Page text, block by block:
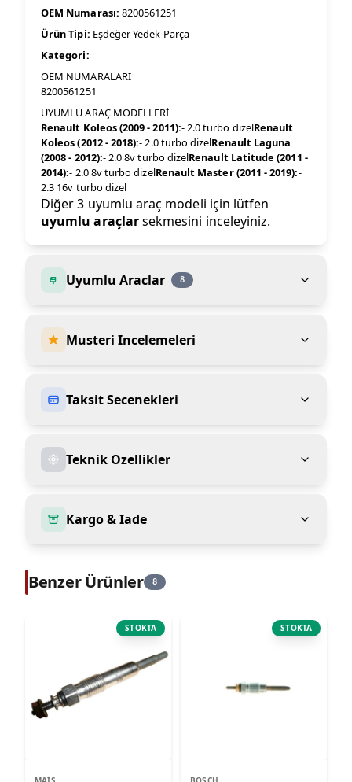
OEM Numarası: 8200561251
Ürün Tipi: Eşdeğer Yedek Parça
Kategori:
OEM NUMARALARI
8200561251
UYUMLU ARAÇ MODELLERİ
Renault Koleos (2009 - 2011):- 2.0 turbo dizelRenault
Koleos (2012 - 2018):- 2.0 turbo dizelRenault Laguna
(2008 - 2012):- 2.0 8v turbo dizelRenault Latitude (2011 -
2014):- 2.0 8v turbo dizelRenault Master (2011 - 2019):-
2.3 16v turbo dizel
Diğer 3 uyumlu araç modeli için lütfen
uyumlu araçlarsekmesini inceleyiniz.
Uyumlu Araclar 8
Musteri Incelemeleri
Taksit Secenekleri
Teknik Ozellikler
Kargo & Iade
Benzer Ürünler 8
STOKTA STOKTA